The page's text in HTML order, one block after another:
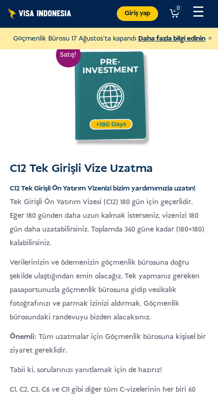
İçeriğe
atla
Giriş yap
0 ☰
Göçmenlik Bürosu 17 Ağustos'ta kapandı Daha fazla bilgi edinin ×
Satış!
C12 Tek Girişli Vize Uzatma
C12 Tek Girişli Ön Yatırım Vizenizi bizim yardımımızla uzatın!
Tek Girişli Ön Yatırım Vizesi (C12) 180 gün için geçerlidir.
Eğer 180 günden daha uzun kalmak isterseniz, vizenizi 180
gün daha uzatabilirsiniz. Toplamda 360 güne kadar (180+180)
kalabilirsiniz.
Verilerinizin ve ödemenizin göçmenlik bürosuna doğru
şekilde ulaştığından emin olacağız. Tek yapmanız gereken
pasaportunuzla göçmenlik bürosuna gidip vesikalık
fotoğrafınızı ve parmak izinizi aldırmak. Göçmenlik
bürosundaki randevuyu bizden alacaksınız.
Önemli: Tüm uzatmalar için Göçmenlik bürosuna kişisel bir
ziyaret gereklidir.
Tabii ki, sorularınızı yanıtlamak için de hazırız!
C1, C2, C3, C6 ve C11 gibi diğer tüm C-vizelerinin her biri 60
JAAN'a Bağış Yapın
ve her türlü hayvana yardım etmek
ABD DOLARI Bağış Yapın